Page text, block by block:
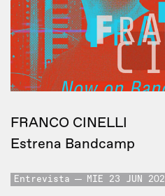
FRANCO CINELLI
Estrena Bandcamp
Entrevista MIE 23 JUN